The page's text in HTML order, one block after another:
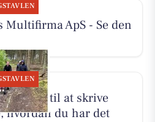
ApS - Se den
til at skrive
hvordan du har det